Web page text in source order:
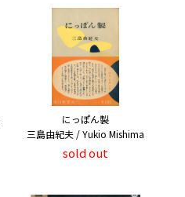
にっぽん製
三島由紀夫 / Yukio Mishima
sold out